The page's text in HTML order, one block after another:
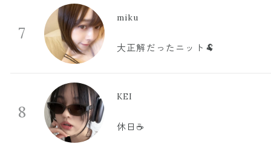
7
miku
大正解だったニット🐏
8
KEI
休日☕️